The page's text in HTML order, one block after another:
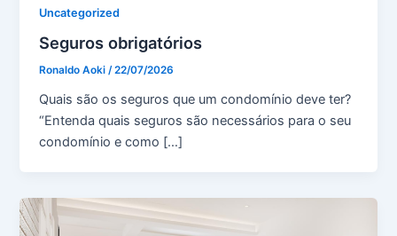
Uncategorized
Seguros obrigatórios
Ronaldo Aoki/22/07/2026
Quais são os seguros que um condomínio deve ter?
“Entenda quais seguros são necessários para o seu
condomínio e como […]